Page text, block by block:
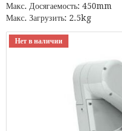
Макс. Досягаемость: 450mm
Макс. Загрузить: 2.5kg
Нет в наличии